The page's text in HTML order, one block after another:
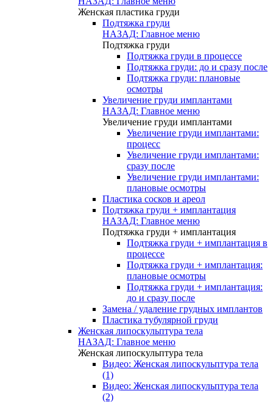
Женская пластика груди
Подтяжка груди
НАЗАД: Главное меню
Подтяжка груди
Подтяжка груди в процессе
Подтяжка груди: до и сразу после
Подтяжка груди: плановые
осмотры
Увеличение груди имплантами
НАЗАД: Главное меню
Увеличение груди имплантами
Увеличение груди имплантами:
процесс
Увеличение груди имплантами:
сразу после
Увеличение груди имплантами:
плановые осмотры
Пластика сосков и ареол
Подтяжка груди + имплантация
НАЗАД: Главное меню
Подтяжка груди + имплантация
Подтяжка груди + имплантация в
процессе
Подтяжка груди + имплантация:
плановые осмотры
Подтяжка груди + имплантация:
до и сразу после
Замена / удаление грудных имплантов
Пластика тубулярной груди
Женская липоскульптура тела
НАЗАД: Главное меню
Женская липоскульптура тела
Видео: Женская липоскульптура тела
(1)
Видео: Женская липоскульптура тела
(2)